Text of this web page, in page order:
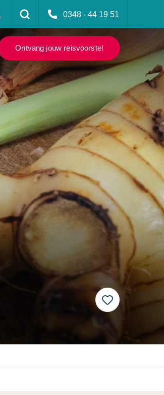
0348 - 44 19 51
Ontvang jouw reisvoorstel